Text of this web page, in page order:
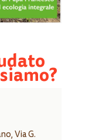
Via G.